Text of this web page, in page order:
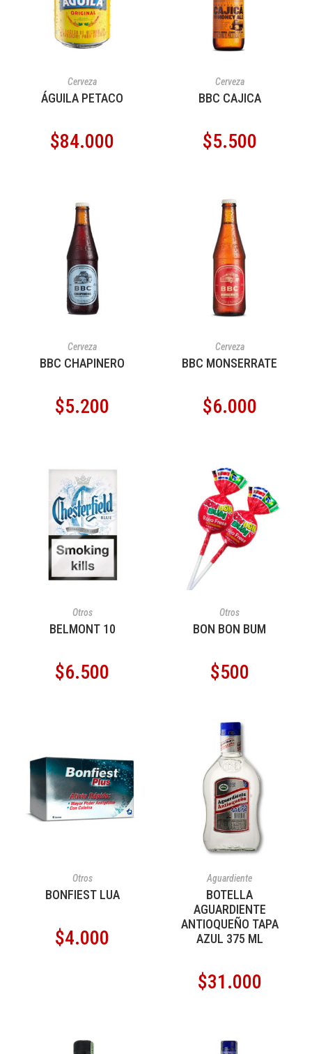
Cerveza
ÁGUILA PETACO
$84.000
Cerveza
BBC CAJICA
$5.500
Cerveza
BBC CHAPINERO
$5.200
Cerveza
BBC MONSERRATE
$6.000
Otros
BELMONT 10
$6.500
Otros
BON BON BUM
$500
Otros
BONFIEST LUA
$4.000
Aguardiente
BOTELLA
AGUARDIENTE
ANTIOQUEÑO TAPA
AZUL 375 ML
$31.000